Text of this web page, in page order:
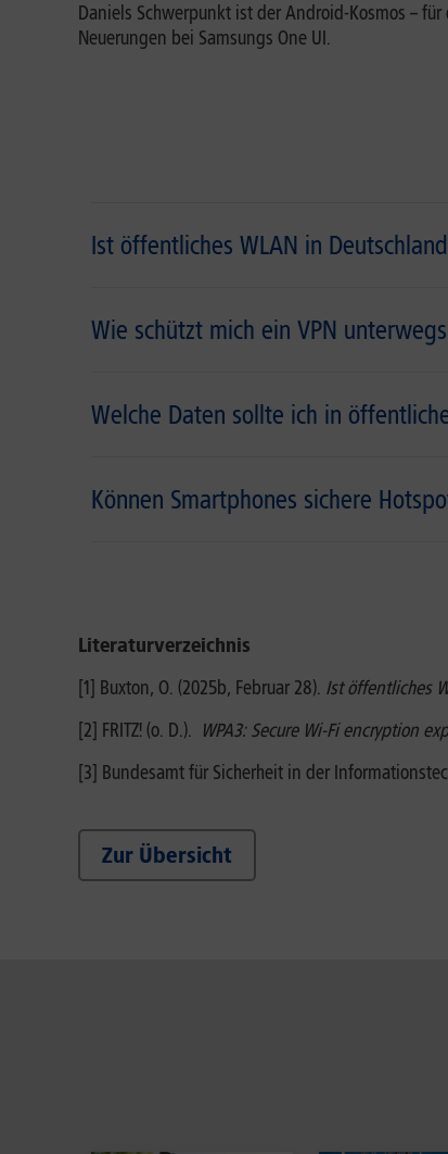
Daniels Schwerpunkt ist der Android-Kosmos –
Neuerungen bei Samsungs One UI.
Ist öffentliches WLAN in
Wie schützt mich ein VPN
Welche Daten sollte ich in
Können Smartphones sichere
Literaturverzeichnis
[1] Buxton, O. (2025b, Februar 28). Ist öffentliches
[2] FRITZ! (o. D.). WPA3: Secure Wi-Fi encryption
[3] Bundesamt für Sicherheit in der
Zur Übersicht